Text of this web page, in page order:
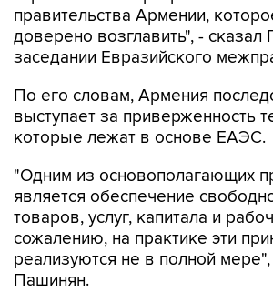
правительства Армении,
доверено возглавить", - сказал
заседании Евразийского
По его словам, Армения
выступает за приверженность
которые лежат в основе ЕАЭС.
"Одним из основополагающих
является обеспечение
товаров, услуг, капитала и
сожалению, на практике эти
реализуются не в полной мере",
Пашинян.